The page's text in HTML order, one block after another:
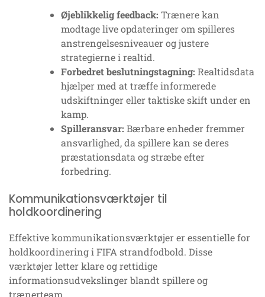
Øjeblikkelig feedback: Trænere kan
modtage live opdateringer om spilleres
anstrengelsesniveauer og justere
strategierne i realtid.
Forbedret beslutningstagning: Realtidsdata
hjælper med at træffe informerede
udskiftninger eller taktiske skift under en
kamp.
Spilleransvar: Bærbare enheder fremmer
ansvarlighed, da spillere kan se deres
præstationsdata og stræbe efter
forbedring.
Kommunikationsværktøjer til
holdkoordinering
Effektive kommunikationsværktøjer er essentielle for
holdkoordinering i FIFA strandfodbold. Disse
værktøjer letter klare og rettidige
informationsudvekslinger blandt spillere og